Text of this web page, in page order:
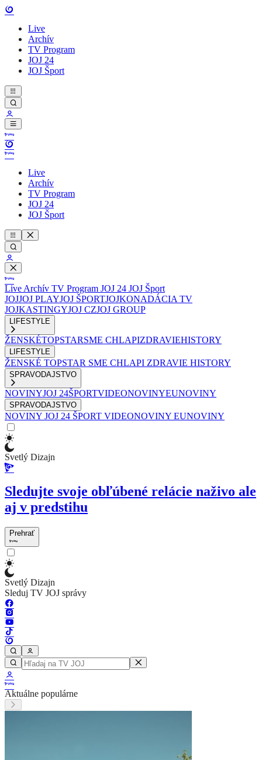
Live
Archív
TV Program
JOJ 24
JOJ Šport
Live
Archív
TV Program
JOJ 24
JOJ Šport
Live Archív TV Program JOJ 24 JOJ Šport
JOJJOJ PLAYJOJ ŠPORTJOJKONADÁCIA TV
JOJKASTINGYJOJ CZJOJ GROUP
LIFESTYLE
ŽENSKÉTOPSTARSME CHLAPIZDRAVIEHISTORY
LIFESTYLE
ŽENSKÉ TOPSTAR SME CHLAPI ZDRAVIE HISTORY
SPRAVODAJSTVO
NOVINYJOJ 24ŠPORTVIDEONOVINYEUNOVINY
SPRAVODAJSTVO
NOVINY JOJ 24 ŠPORT VIDEONOVINY EUNOVINY
Svetlý Dizajn
Sledujte svoje obľúbené relácie naživo ale
aj v predstihu
Prehrať
Svetlý Dizajn
Sleduj TV JOJ správy
Aktuálne populárne